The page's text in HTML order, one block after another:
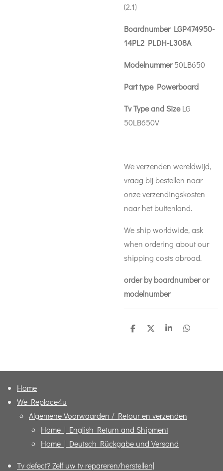
(2.1)
Boardnumber LGP474950-
14PL2 PLDH-L308A
Modelnummer50LB650
Part type Powerboard
Tv Type and SizeLG
50LB650V
We verzenden wereldwijd,
vraag bij bestellen naar
onze verzendingskosten
naar het buitenland.
We ship worldwide, ask
when ordering about our
shipping costs abroad.
order by boardnumber or
modelnumber
D
D
S
D
Home
We Replace4u
Algemene Voorwaarden / Retour en verzenden
Home | English Return and Shipment
Home | Deutsch Rückgabe und Versand
Tv defect? Zelf uw tv repareren/herstellen|